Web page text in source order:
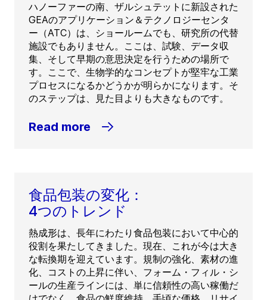
ハノーファーの南、ザルシュテットに新設された
GEAのアプリケーション＆テクノロジーセンタ
ー（ATC）は、ショールームでも、研究所の代替
施設でもありません。ここは、試験、データ収
集、そして早期の意思決定を行うための場所で
す。ここで、生物学的なコンセプトが堅牢な工業
プロセスになるかどうかが明らかになります。そ
のステップは、見た目よりも大きなものです。
Read more
食品包装の変化：
4つのトレンド
熱成形は、長年にわたり食品包装において中心的
役割を果たしてきました。現在、これが今は大き
な転換期を迎えています。規制の強化、素材の進
化、コストの上昇に伴い、フォーム・フィル・シ
ールの生産ラインには、単に信頼性の高い稼働だ